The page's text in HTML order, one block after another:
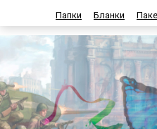
Папки
Бланки